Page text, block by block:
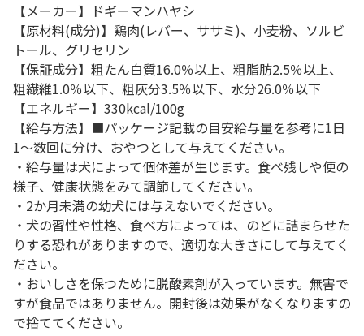
【メーカー】ドギーマンハヤシ
【原材料(成分)】鶏肉(レバー、ササミ)、小麦粉、ソルビ
トール、グリセリン
【保証成分】粗たん白質16.0％以上、粗脂肪2.5％以上、
粗繊維1.0％以下、粗灰分3.5％以下、水分26.0％以下
【エネルギー】330kcal/100g
【給与方法】■パッケージ記載の目安給与量を参考に1日
1～数回に分け、おやつとして与えてください。
・給与量は犬によって個体差が生じます。食べ残しや便の
様子、健康状態をみて調節してください。
・2か月未満の幼犬には与えないでください。
・犬の習性や性格、食べ方によっては、のどに詰まらせた
りする恐れがありますので、適切な大きさにして与えてく
ださい。
・おいしさを保つために脱酸素剤が入っています。無害で
すが食品ではありません。開封後は効果がなくなりますの
で捨ててください。